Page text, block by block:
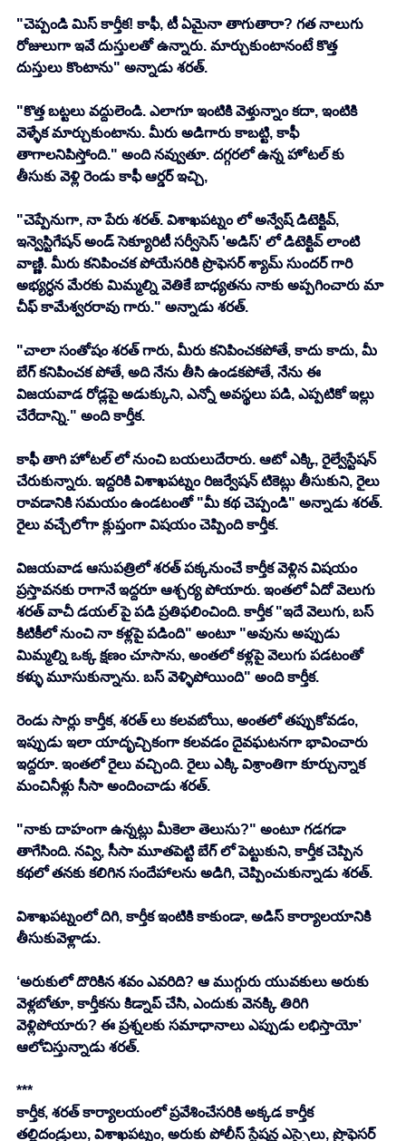
"చెప్పండి మిస్ కార్తీక! కాఫీ, టీ ఏమైనా తాగుతారా? గత నాలుగు
రోజులుగా ఇవే దుస్తులతో ఉన్నారు. మార్చుకుంటానంటే కొత్త
దుస్తులు కొంటాను" అన్నాడు శరత్.
"కొత్త బట్టలు వద్దులెండి. ఎలాగూ ఇంటికి వెళ్తున్నాం కదా, ఇంటికి
వెళ్ళేక మార్చుకుంటాను. మీరు అడిగారు కాబట్టి, కాఫీ
తాగాలనిపిస్తోంది." అంది నవ్వుతూ. దగ్గరలో ఉన్న హోటల్ కు
తీసుకు వెళ్లి రెండు కాఫీ ఆర్డర్ ఇచ్చి,
"చెప్పేనుగా, నా పేరు శరత్. విశాఖపట్నం లో అన్వేష్ డిటెక్టివ్,
ఇన్వెస్టిగేషన్ అండ్ సెక్యూరిటీ సర్వీసెస్ 'అడిస్' లో డిటెక్టివ్ లాంటి
వాణ్ణి. మీరు కనిపించక పోయేసరికి ప్రొఫెసర్ శ్యామ్ సుందర్ గారి
అభ్యర్ధన మేరకు మిమ్మల్ని వెతికే బాధ్యతను నాకు అప్పగించారు మా
చీఫ్ కామేశ్వరరావు గారు." అన్నాడు శరత్.
"చాలా సంతోషం శరత్ గారు, మీరు కనిపించకపోతే, కాదు కాదు, మీ
బేగ్ కనిపించక పోతే, అది నేను తీసి ఉండకపోతే, నేను ఈ
విజయవాడ రోడ్లపై అడుక్కుని, ఎన్నో అవస్థలు పడి, ఎప్పటికో ఇల్లు
చేరేదాన్ని." అంది కార్తీక.
కాఫీ తాగి హోటల్ లో నుంచి బయలుదేరారు. ఆటో ఎక్కి, రైల్వేస్టేషన్
చేరుకున్నారు. ఇద్దరికి విశాఖపట్నం రిజర్వేషన్ టికెట్లు తీసుకుని, రైలు
రావడానికి సమయం ఉండటంతో "మీ కథ చెప్పండి" అన్నాడు శరత్.
రైలు వచ్చేలోగా క్లుప్తంగా విషయం చెప్పింది కార్తీక.
విజయవాడ ఆసుపత్రిలో శరత్ పక్కనుంచే కార్తీక వెళ్లిన విషయం
ప్రస్తావనకు రాగానే ఇద్దరూ ఆశ్చర్య పోయారు. ఇంతలో ఏదో వెలుగు
శరత్ వాచీ డయల్ పై పడి ప్రతిఫలించింది. కార్తీక "ఇదే వెలుగు, బస్
కిటికీలో నుంచి నా కళ్లపై పడింది" అంటూ "అవును అప్పుడు
మిమ్మల్ని ఒక్క క్షణం చూసాను, అంతలో కళ్లపై వెలుగు పడటంతో
కళ్ళు మూసుకున్నాను. బస్ వెళ్ళిపోయింది" అంది కార్తీక.
రెండు సార్లు కార్తీక, శరత్ లు కలవబోయి, అంతలో తప్పుకోవడం,
ఇప్పుడు ఇలా యాదృచ్చికంగా కలవడం దైవఘటనగా భావించారు
ఇద్దరూ. ఇంతలో రైలు వచ్చింది. రైలు ఎక్కి విశ్రాంతిగా కూర్చున్నాక
మంచినీళ్లు సీసా అందించాడు శరత్.
"నాకు దాహంగా ఉన్నట్లు మీకెలా తెలుసు?" అంటూ గడగడా
తాగేసింది. నవ్వి, సీసా మూతపెట్టి బేగ్ లో పెట్టుకుని, కార్తీక చెప్పిన
కథలో తనకు కలిగిన సందేహాలను అడిగి, చెప్పించుకున్నాడు శరత్.
విశాఖపట్నంలో దిగి, కార్తీక ఇంటికి కాకుండా, అడిస్ కార్యాలయానికి
తీసుకువెళ్లాడు.
‘అరుకులో దొరికిన శవం ఎవరిది? ఆ ముగ్గురు యువకులు అరుకు
వెళ్లబోతూ, కార్తీకను కిడ్నాప్ చేసి, ఎందుకు వెనక్కి తిరిగి
వెళ్లిపోయారు? ఈ ప్రశ్నలకు సమాధానాలు ఎప్పుడు లభిస్తాయో’
ఆలోచిస్తున్నాడు శరత్.
***
కార్తీక, శరత్ కార్యాలయంలో ప్రవేశించేసరికి అక్కడ కార్తీక
తల్లిదండ్రులు, విశాఖపట్నం, అరుకు పోలీస్ స్టేషన్ల ఎస్సైలు, ప్రొఫెసర్